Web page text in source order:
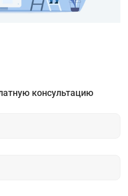
консультацию